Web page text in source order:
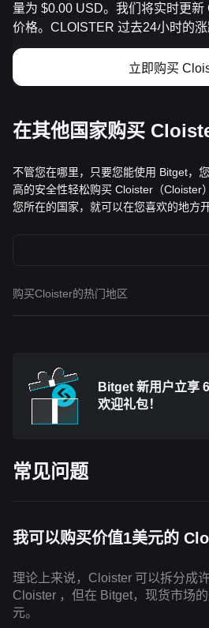
量为 $0.00 USD。我们将实时更
价格。CLOISTER 过去24小时的涨
立即购买
在其他国家购买
不管您在哪里，只要您能使用 Bitget，
高的安全性轻松购买 Cloister（Cloister
您所在的国家，就可以在您喜欢的地方
购买Cloister的热门地区
Bitget 新用户立享
欢迎礼包！
常见问题
我可以购买价值1美元的
理论上来说，Cloister 可以拆分成
Cloister ，但在 Bitget，现货市场
元。